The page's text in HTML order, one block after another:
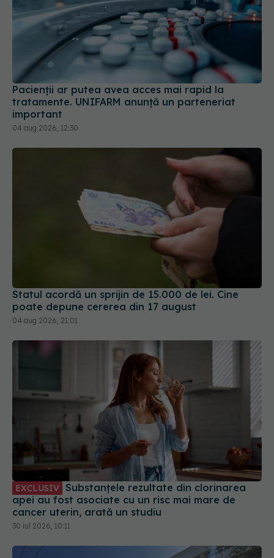
Pacienții ar putea avea acces mai rapid la
tratamente. UNIFARM anunță un parteneriat
important
04 aug 2026, 12:30
Statul acordă un sprijin de 15.000 de lei. Cine
poate depune cererea din 17 august
04 aug 2026, 21:01
EXCLUSIV
apei au fost asociate cu un risc mai mare de
cancer uterin, arată un studiu
30 iul 2026, 10:11